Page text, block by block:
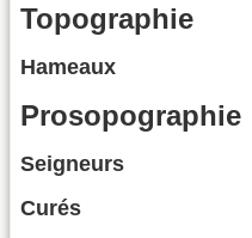
Topographie
Hameaux
Prosopographie
Seigneurs
Curés